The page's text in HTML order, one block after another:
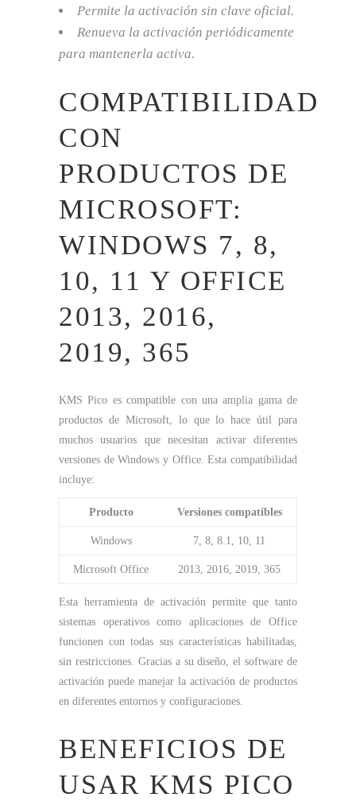
Permite la activación sin clave oficial.
Renueva la activación periódicamente
para mantenerla activa.
COMPATIBILIDAD
CON
PRODUCTOS DE
MICROSOFT:
WINDOWS 7, 8,
10, 11 Y OFFICE
2013, 2016,
2019, 365
KMS Pico es compatible con una amplia gama de
productos de Microsoft, lo que lo hace útil para
muchos usuarios que necesitan activar diferentes
versiones de Windows y Office. Esta compatibilidad
incluye:
Producto Versiones compatibles
Windows 7, 8, 8.1, 10, 11
Microsoft Office 2013, 2016, 2019, 365
Esta herramienta de activación permite que tanto
sistemas operativos como aplicaciones de Office
funcionen con todas sus características habilitadas,
sin restricciones. Gracias a su diseño, el software de
activación puede manejar la activación de productos
en diferentes entornos y configuraciones.
BENEFICIOS DE
USAR KMS PICO